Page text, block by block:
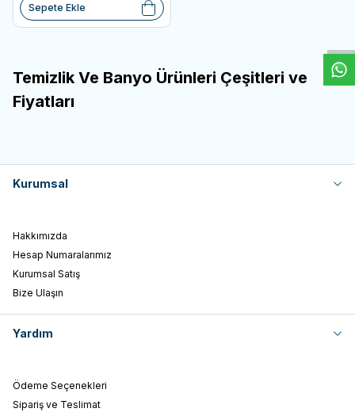
Sepete Ekle
Temizlik Ve Banyo Ürünleri Çeşitleri ve
Fiyatları
Kurumsal
Hakkımızda
Hesap Numaralarımız
Kurumsal Satış
Bize Ulaşın
Yardım
Ödeme Seçenekleri
Sipariş ve Teslimat